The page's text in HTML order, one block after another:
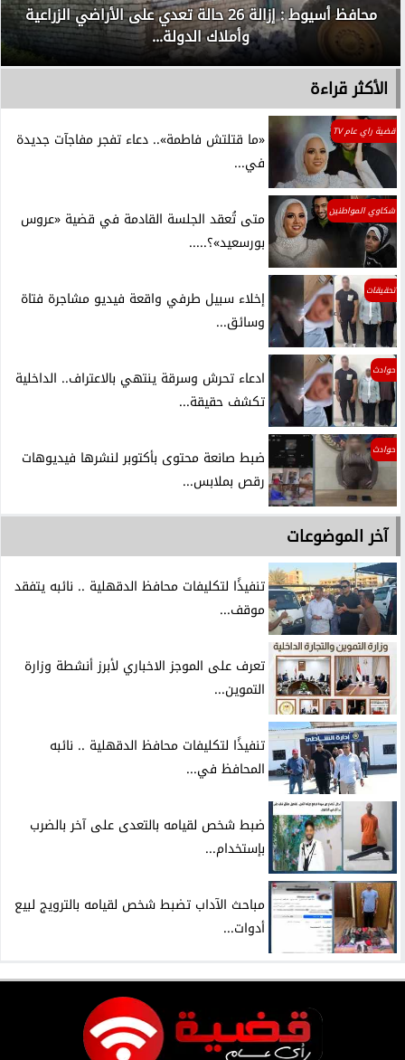
الداخلية تكشف تفاصيل مشادة كلامية بين رجل مسن وفتاة
داخل إحدى...
الأكثر قراءة
قضية راي عام TV
«ما قتلتش فاطمة».. دعاء تفجر مفاجآت جديدة
في...
شكاوي المواطنين
متى تُعقد الجلسة القادمة في قضية «عروس
بورسعيد»؟.....
تحقيقات
إخلاء سبيل طرفي واقعة فيديو مشاجرة فتاة
وسائق...
حوادث
ادعاء تحرش وسرقة ينتهي بالاعتراف.. الداخلية
تكشف حقيقة...
حوادث
ضبط صانعة محتوى بأكتوبر لنشرها فيديوهات
رقص بملابس...
آخر الموضوعات
تنفيذًا لتكليفات محافظ الدقهلية .. نائبه يتفقد
موقف...
تعرف على الموجز الاخباري لأبرز أنشطة وزارة
التموين...
تنفيذًا لتكليفات محافظ الدقهلية .. نائبه
المحافظ في...
ضبط شخص لقيامه بالتعدى على آخر بالضرب
بإستخدام...
مباحث الآداب تضبط شخص لقيامه بالترويج لبيع
أدوات...